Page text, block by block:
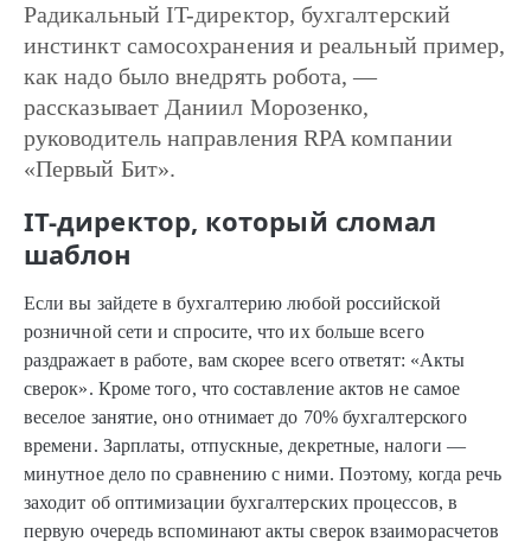
Радикальный IT-директор, бухгалтерский
инстинкт самосохранения и реальный пример,
как надо было внедрять робота, —
рассказывает Даниил Морозенко,
руководитель направления RPA компании
«Первый Бит».
IT-директор, который сломал
шаблон
Если вы зайдете в бухгалтерию любой российской
розничной сети и спросите, что их больше всего
раздражает в работе, вам скорее всего ответят: «Акты
сверок». Кроме того, что составление актов не самое
веселое занятие, оно отнимает до 70% бухгалтерского
времени. Зарплаты, отпускные, декретные, налоги —
минутное дело по сравнению с ними. Поэтому, когда речь
заходит об оптимизации бухгалтерских процессов, в
первую очередь вспоминают акты сверок взаиморасчетов